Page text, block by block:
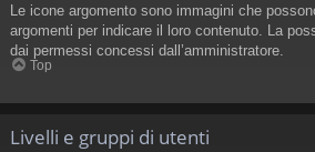
Le icone argomento sono immagini che
argomenti per indicare il loro contenuto. La
dai permessi concessi dall’amministratore.
Top
Livelli e gruppi di utenti